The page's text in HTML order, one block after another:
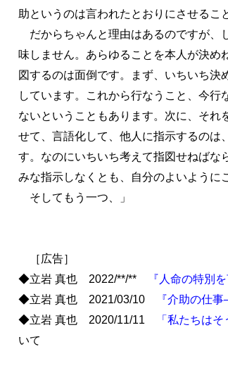
助というのは言われたとおりにさせるこ
だからちゃんと理由はあるのですが、
味しません。あらゆることを本人が決め
図するのは面倒です。まず、いちいち
しています。これから行なうこと、今
ないということもあります。次に、そ
せて、言語化して、他人に指示するのは
す。なのにいちいち考えて指図せねばな
みな指示しなくとも、自分のよいように
そしてもう一つ、」
［広告］
◆立岩 真也 2022/**/**
『人命の特別
◆立岩 真也 2021/03/10
『介助の仕
◆立岩 真也 2020/11/11
「私たちは
いて